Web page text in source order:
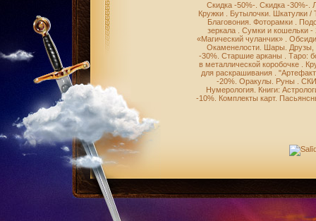
Скидка -50%- Скидка -30%-
Кружки
Бутылочки. Шкатулки /
Благовония. Фоторамки
зеркала
Сумки и кошельки -
«Магический чуланчик»
Окаменелости Шары
-30%. Старшие арканы
Таро:
в металлической коробочке
для раскрашивания
-20% Оракулы Руны
Нумерология. Книги:
-10% Комплекты карт.